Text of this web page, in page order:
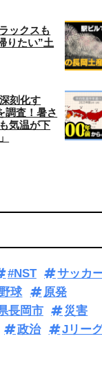
ックスも
りたい”土
刻化す
調査！暑さ
気温が下
#NST
サッカ
球
原発
長岡市
災害
政治 Jリー